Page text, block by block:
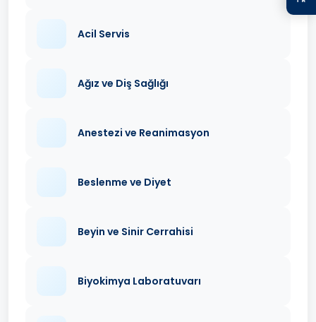
Acil Servis
Ağız ve Diş Sağlığı
Anestezi ve Reanimasyon
Beslenme ve Diyet
Beyin ve Sinir Cerrahisi
Biyokimya Laboratuvarı